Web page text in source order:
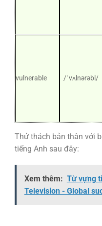
vulnerable /ˈvʌlnərəbl/
Thử thách bản thân với
tiếng Anh sau đây:
Xem thêm: Từ vựng
Television - Global